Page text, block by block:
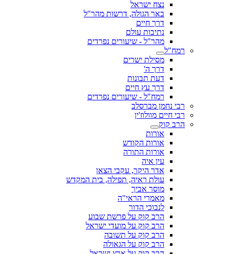
נצח ישראל
באר הגולה, דרשות מהר"ל
דרך חיים
נתיבות עולם
מהר"ל - שיעורים נפרדים
רמח"ל
מסילת ישרים
דרך ה'
דעת תבונות
דרך עץ חיים
רמח"ל - שיעורים נפרדים
רבי נחמן מברסלב
רבי חיים מוולוז'ין
הרב קוק
אורות
אורות הקודש
אורות התורה
עין איה
אדר היקר, עקבי הצאן
עולת ראיה, תפילה, בית המקדש
מוסר אביך
מאמרי הראי"ה
לנבוכי הדור
הרב קוק על פרשת שבוע
הרב קוק על מועדי ישראל
הרב קוק על תשובה
הרב קוק על הגאולה